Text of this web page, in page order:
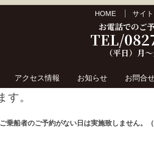
HOME サイ
お電話でのご
TEL/
（平日）月
アクセス情報 お知らせ お問合
す。
乗船者のご予約がない日は実施致しません。